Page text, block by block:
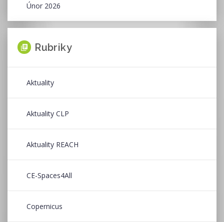
Únor 2026
Rubriky
Aktuality
Aktuality CLP
Aktuality REACH
CE-Spaces4All
Copernicus